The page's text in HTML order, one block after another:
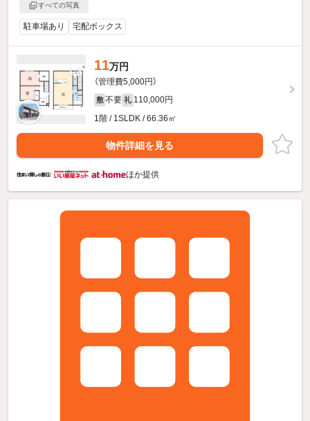
すべての写真
駐車場あり 宅配ボックス
11万円
（管理費5,000円）
敷 不要 礼 110,000円
1階 / 1SLDK / 66.36㎡
物件詳細を見る
ほか提供